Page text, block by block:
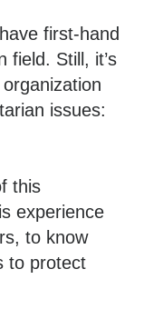
first-hand
field. Still, it’s
issues:
this
experience
to know
to protect